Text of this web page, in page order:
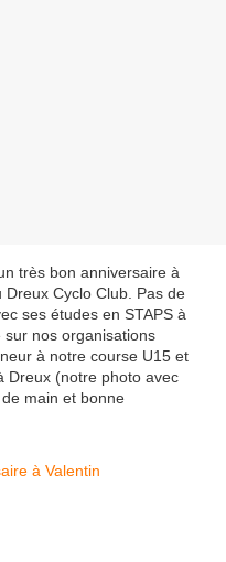
très bon anniversaire à
Dreux Cyclo Club. Pas de
ses études en STAPS à
nos organisations
à notre course U15 et
Dreux (notre photo avec
main et bonne